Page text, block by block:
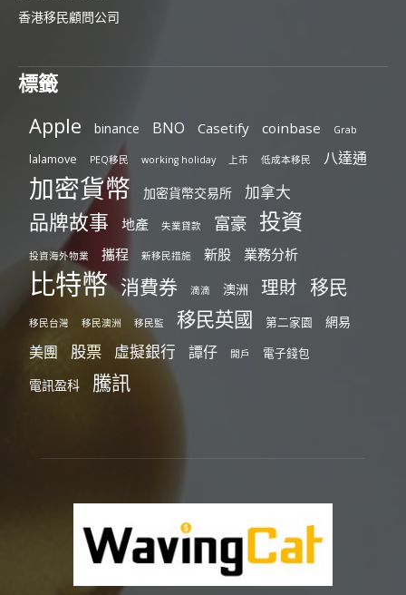
香港移民顧問公司
標籤
Apple binance BNO Casetify coinbase Grab
lalamove PEQ移民 working holiday 上市 低成本移民 八達通
加密貨幣 加密貨幣交易所 加拿大
品牌故事 地產 失業貸款 富豪 投資
投資海外物業 攜程 新移民措施 新股 業務分析
比特幣 消費券 滴滴 澳洲 理財 移民
移民台灣 移民澳洲 移民監 移民英國 第二家園 網易
美團 股票 虛擬銀行 譚仔 開戶 電子錢包
電訊盈科 騰訊